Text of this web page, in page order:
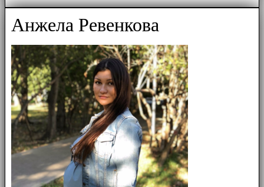
Анжела Ревенкова